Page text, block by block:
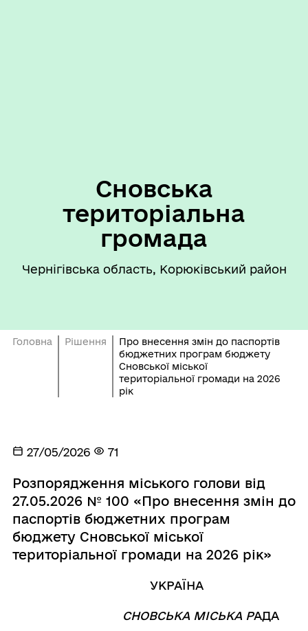
Сновська
територіальна
громада
Чернігівська область, Корюківський район
Головна Рішення
Про внесення змін до паспортів
бюджетних програм бюджету
Сновської міської
територіальної громади на 2026
рік
27/05/2026 71
Розпорядження міського голови від
27.05.2026 № 100 «Про внесення змін до
паспортів бюджетних програм
бюджету Сновської міської
територіальної громади на 2026 рік»
УКРАЇНА
СНОВСЬКА МІСЬКА РАДА